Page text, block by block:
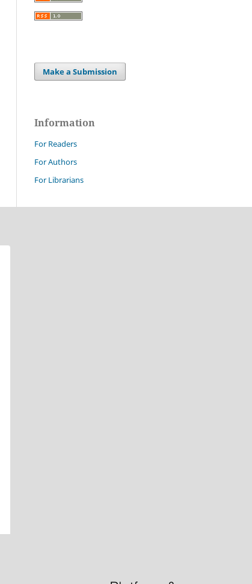
Make a Submission
Information
For Readers
For Authors
For Librarians